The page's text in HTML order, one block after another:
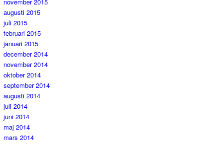
november 2015
augusti 2015
juli 2015
februari 2015
januari 2015
december 2014
november 2014
oktober 2014
september 2014
augusti 2014
juli 2014
juni 2014
maj 2014
mars 2014